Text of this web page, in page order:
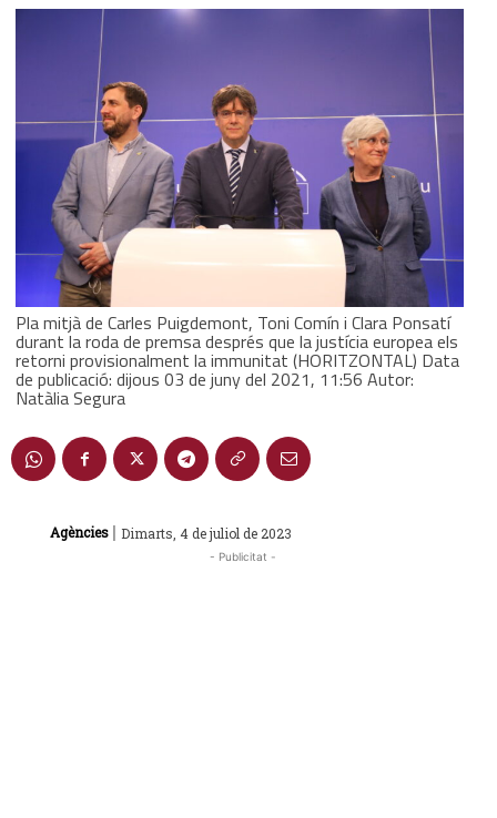
Pla mitjà de Carles Puigdemont, Toni Comín i Clara Ponsatí
durant la roda de premsa després que la justícia europea els
retorni provisionalment la immunitat (HORITZONTAL) Data
de publicació: dijous 03 de juny del 2021, 11:56 Autor:
Natàlia Segura
Agències | Dimarts, 4 de juliol de 2023
- Publicitat -